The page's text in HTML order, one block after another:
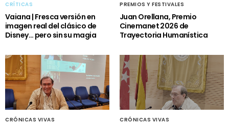
CRÍTICAS
Vaiana | Fresca versión en
imagen real del clásico de
Disney… pero sin su magia
PREMIOS Y FESTIVALES
Juan Orellana, Premio
Cinemanet 2026 de
Trayectoria Humanística
CRÓNICAS VIVAS CRÓNICAS VIVAS